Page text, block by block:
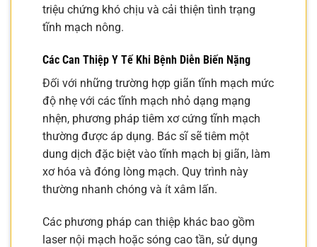
triệu chứng khó chịu và cải thiện tình trạng
tĩnh mạch nông.
Các Can Thiệp Y Tế Khi Bệnh Diễn Biến Nặng
Đối với những trường hợp giãn tĩnh mạch mức
độ nhẹ với các tĩnh mạch nhỏ dạng mạng
nhện, phương pháp tiêm xơ cứng tĩnh mạch
thường được áp dụng. Bác sĩ sẽ tiêm một
dung dịch đặc biệt vào tĩnh mạch bị giãn, làm
xơ hóa và đóng lòng mạch. Quy trình này
thường nhanh chóng và ít xâm lấn.
Các phương pháp can thiệp khác bao gồm
laser nội mạch hoặc sóng cao tần, sử dụng